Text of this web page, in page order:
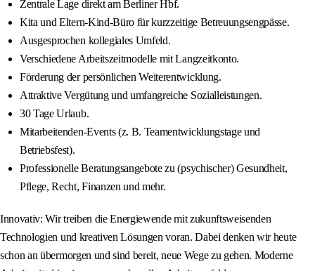
Zentrale Lage direkt am Berliner Hbf.
Kita und Eltern-Kind-Büro für kurzzeitige Betreuungsengpässe.
Ausgesprochen kollegiales Umfeld.
Verschiedene Arbeitszeitmodelle mit Langzeitkonto.
Förderung der persönlichen Weiterentwicklung.
Attraktive Vergütung und umfangreiche Sozialleistungen.
30 Tage Urlaub.
Mitarbeitenden-Events (z. B. Teamentwicklungstage und
Betriebsfest).
Professionelle Beratungsangebote zu (psychischer) Gesundheit,
Pflege, Recht, Finanzen und mehr.
Innovativ: Wir treiben die Energiewende mit zukunftsweisenden
Technologien und kreativen Lösungen voran. Dabei denken wir heute
schon an übermorgen und sind bereit, neue Wege zu gehen. Moderne